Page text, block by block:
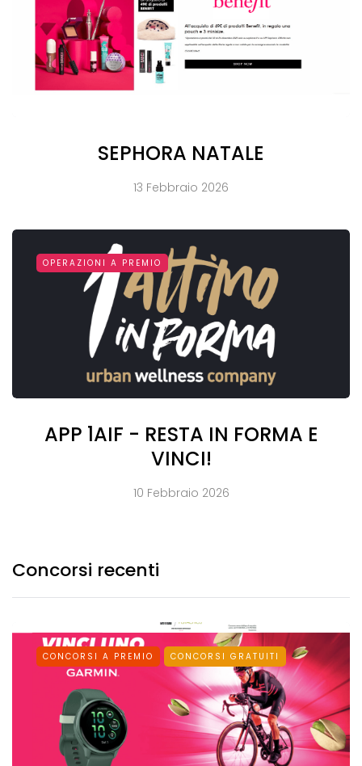
SEPHORA NATALE
13 Febbraio 2026
OPERAZIONI A PREMIO
APP 1AIF - RESTA IN FORMA E
VINCI!
10 Febbraio 2026
Concorsi recenti
CONCORSI A PREMIO CONCORSI GRATUITI